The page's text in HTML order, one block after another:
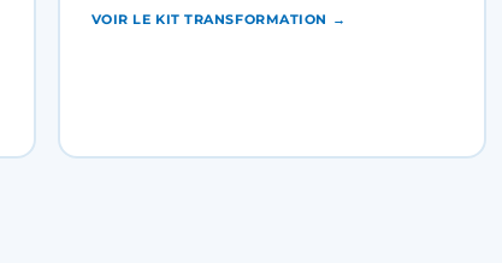
VOIR LE KIT TRANSFORMATION →